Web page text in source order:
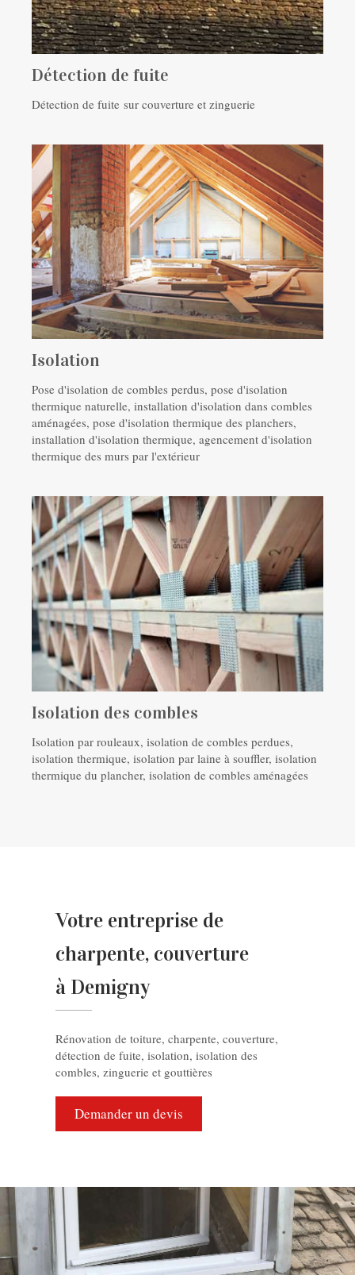
Détection de fuite
Détection de fuite sur couverture et zinguerie
Isolation
Pose d'isolation de combles perdus, pose d'isolation
thermique naturelle, installation d'isolation dans combles
aménagées, pose d'isolation thermique des planchers,
installation d'isolation thermique, agencement d'isolation
thermique des murs par l'extérieur
Isolation des combles
Isolation par rouleaux, isolation de combles perdues,
isolation thermique, isolation par laine à souffler, isolation
thermique du plancher, isolation de combles aménagées
Votre entreprise de
charpente, couverture
à Demigny
Rénovation de toiture, charpente, couverture,
détection de fuite, isolation, isolation des
combles, zinguerie et gouttières
Demander un devis